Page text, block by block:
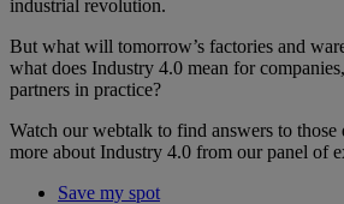
industrial revolution.
But what will tomorrow’s factories and
what does Industry 4.0 mean for
partners in practice?
Watch our webtalk to find answers to those
more about Industry 4.0 from our panel of
Save my spot